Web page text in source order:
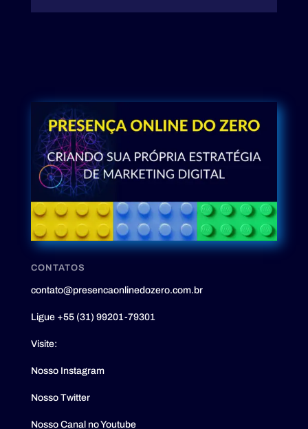
CONTATOS
contato@presencaonlinedozero.com.br
Ligue +55 (31) 99201-79301
Visite:
Nosso Instagram
Nosso Twitter
Nosso Canal no Youtube